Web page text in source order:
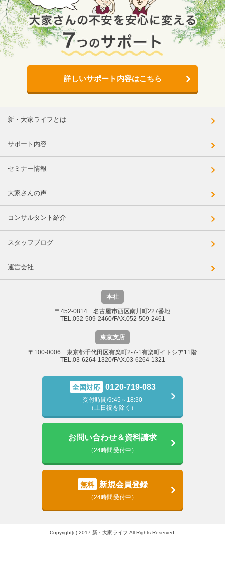
詳しいサポート内容はこちら
新・大家ライフとは
サポート内容
セミナー情報
大家さんの声
コンサルタント紹介
スタッフブログ
運営会社
本社
〒452-0814 名古屋市西区南川町227番地
TEL.052-509-2460/FAX.052-509-2461
東京支店
〒100-0006 東京都千代田区有楽町2-7-1有楽町イトシア11階
TEL.03-6264-1320/FAX.03-6264-1321
全国対応 0120-719-083
受付時間/9:45～18:30
（土日祝を除く）
お問い合わせ＆資料請求
（24時間受付中）
無料 新規会員登録
（24時間受付中）
Copyright(c) 2017 新・大家ライフ All Rights Reserved.